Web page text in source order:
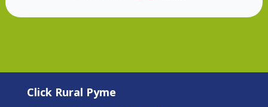
Click Rural Pyme